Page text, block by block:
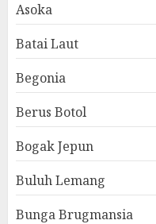
Asoka
Batai Laut
Begonia
Berus Botol
Bogak Jepun
Buluh Lemang
Bunga Brugmansia